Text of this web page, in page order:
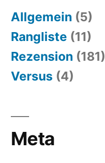
Allgemein (5)
Rangliste (11)
Rezension (181)
Versus (4)
Meta